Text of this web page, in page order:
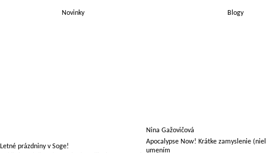
Novinky Blogy
Letné prázdniny v Soge!
Nina Gažovičová
Apocalypse Now! Krátke zamyslenie
umením